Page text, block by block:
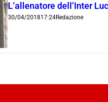
L’allenatore dell’Inter
30/04/201817:24Redazione